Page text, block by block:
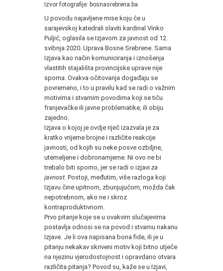
Izvor fotografije: bosnasrebrena.ba
U povodu najavljene mise koju će u
sarajevskoj katedrali slaviti kardinal Vinko
Puljić, oglasila se Izjavom za javnost od 12.
svibnja 2020. Uprava Bosne Srebrene. Sama
Izjava kao način komuniciranja i iznošenja
vlastitih stajališta provincijske uprave nije
sporna. Ovakva očitovanja događaju se
povremeno, i to u pravilu kad se radi o važnim
motivima i stvarnim povodima koji se tiču
franjevačke ili javne problematike, ili obiju
zajedno.
Izjava o kojoj je ovdje riječ izazvala je za
kratko vrijeme brojne i različite reakcije
javnosti, od kojih su neke posve ozbiljne,
utemeljene i dobronamjerne. Ni ovo ne bi
trebalo biti sporno, jer se radi o izjavi za
javnost. Postoji, međutim, više razloga koji
Izjavu čine upitnom, zbunjujućom, možda čak
nepotrebnom, ako ne i skroz
kontraproduktivnom.
Prvo pitanje koje se u ovakvim slučajevima
postavlja odnosi se na povod i stvarnu nakanu
Izjave. Je li ova napisana bona fide, ili je u
pitanju nekakav skriveni motiv koji bitno utječe
na njezinu vjerodostojnost i opravdano otvara
različita pitanja? Povod su, kaže se u Izjavi,